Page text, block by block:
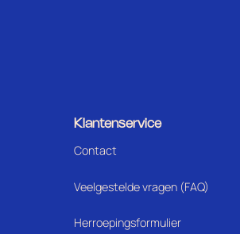
Klantenservice
Contact
Veelgestelde vragen (FAQ)
Herroepingsformulier